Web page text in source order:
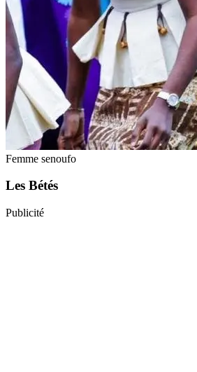
Femme senoufo
Les Bétés
Publicité